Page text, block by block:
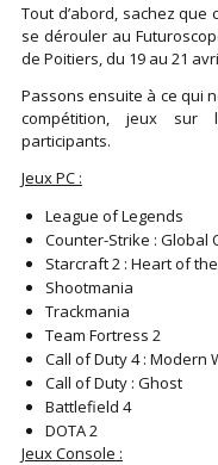
Tout d’abord, sachez
se dérouler au
de Poitiers, du 19 au 21
Passons ensuite à ce qui
compétition, jeux sur
participants.
Jeux PC :
League of Legends
Counter-Strike : Global
Starcraft 2 : Heart of
Shootmania
Trackmania
Team Fortress 2
Call of Duty 4 : Modern
Call of Duty : Ghost
Battlefield 4
DOTA 2
Jeux Console :